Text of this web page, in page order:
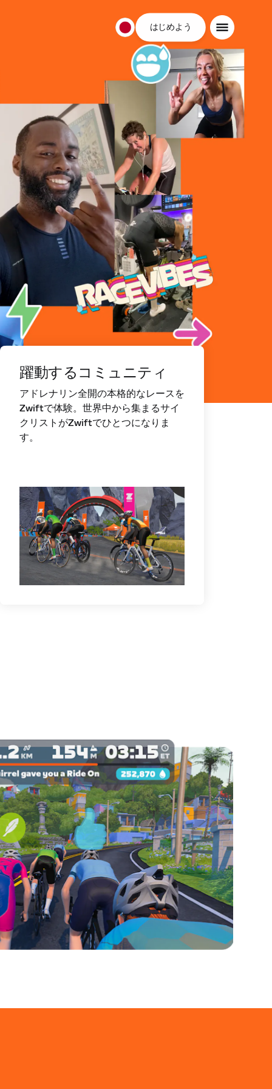
日
本
はじめよう
躍動するコミュニティ
アドレナリン全開の本格的なレースを
Zwiftで体験。世界中から集まるサイ
クリストがZwiftでひとつになりま
す。